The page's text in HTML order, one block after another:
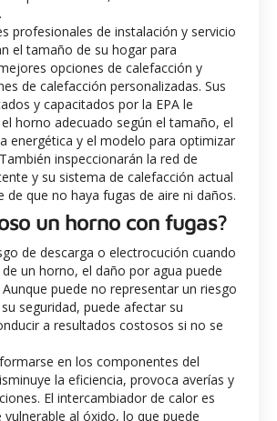
profesionales de instalación y servicio
el tamaño de su hogar para
opciones de calefacción y
de calefacción personalizadas. Sus
y capacitados por la EPA le
horno adecuado según el tamaño, el
energética y el modelo para optimizar
inspeccionarán la red de
y su sistema de calefacción actual
de que no haya fugas de aire ni daños.
un horno con fugas?
de descarga o electrocución cuando
un horno, el daño por agua puede
puede no representar un riesgo
seguridad, puede afectar su
a resultados costosos si no se
en los componentes del
la eficiencia, provoca averías y
El intercambiador de calor es
al óxido, lo que puede